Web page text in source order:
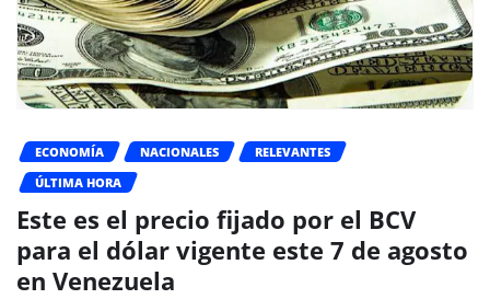
ECONOMÍA NACIONALES
RELEVANTES
ÚLTIMA HORA
Este es el precio fijado por el BCV
para el dólar vigente este 7 de agosto
en Venezuela